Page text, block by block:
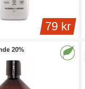
79 kr
20%